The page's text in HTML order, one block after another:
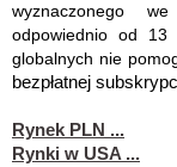
wyznaczonego
odpowiednio od
globalnych nie
bezpłatnej
Rynek PLN ...
Rynki w USA ...